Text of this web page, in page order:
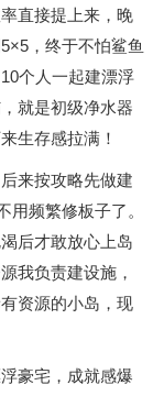
直接提上来，晚
，终于不怕鲨鱼
个人一起建漂浮
就是初级净水器
生存感拉满！
来按攻略先做建
频繁修板子了。
后才敢放心上岛
我负责建设施，
资源的小岛，现
豪宅，成就感爆